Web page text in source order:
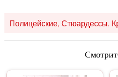
Полицейские, Стюардессы,